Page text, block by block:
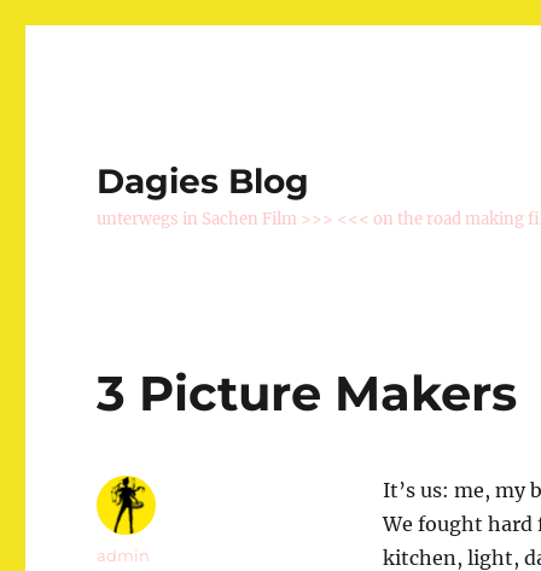
Dagies Blog
unterwegs in Sachen Film >>> <<< on the road making
3 Picture Makers
It’s us: me, my
We fought hard
kitchen, light,
Autor
admin